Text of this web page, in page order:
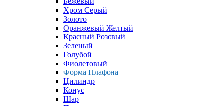
Хром Серый
Золото
Оранжевый Желтый
Красный Розовый
Зеленый
Голубой
Фиолетовый
Форма Плафона
Цилиндр
Конус
Шар